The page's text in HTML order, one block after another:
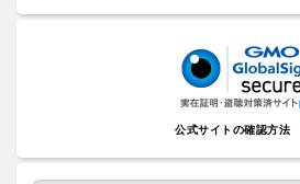
公式サイトの確認方法